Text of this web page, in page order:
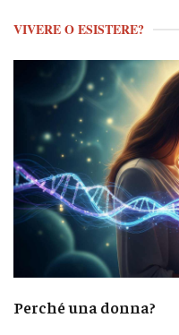
VIVERE O ESISTERE?
Perché una donna?